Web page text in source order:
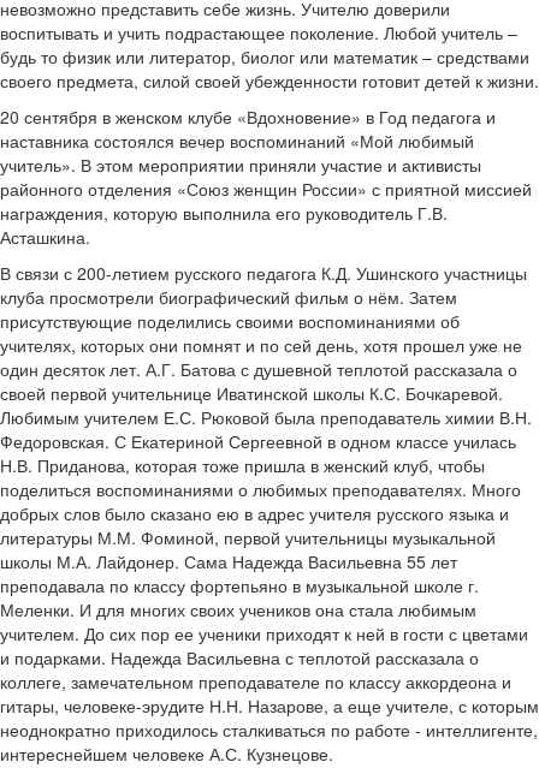
невозможно представить себе жизнь. Учителю доверили
воспитывать и учить подрастающее поколение. Любой учитель –
будь то физик или литератор, биолог или математик – средствами
своего предмета, силой своей убежденности готовит детей к жизни.
20 сентября в женском клубе «Вдохновение» в Год педагога и
наставника состоялся вечер воспоминаний «Мой любимый
учитель». В этом мероприятии приняли участие и активисты
районного отделения «Союз женщин России» с приятной миссией
награждения, которую выполнила его руководитель Г.В.
Асташкина.
В связи с 200-летием русского педагога К.Д. Ушинского участницы
клуба просмотрели биографический фильм о нём. Затем
присутствующие поделились своими воспоминаниями об
учителях, которых они помнят и по сей день, хотя прошел уже не
один десяток лет. А.Г. Батова с душевной теплотой рассказала о
своей первой учительнице Иватинской школы К.С. Бочкаревой.
Любимым учителем Е.С. Рюковой была преподаватель химии В.Н.
Федоровская. С Екатериной Сергеевной в одном классе училась
Н.В. Приданова, которая тоже пришла в женский клуб, чтобы
поделиться воспоминаниями о любимых преподавателях. Много
добрых слов было сказано ею в адрес учителя русского языка и
литературы М.М. Фоминой, первой учительницы музыкальной
школы М.А. Лайдонер. Сама Надежда Васильевна 55 лет
преподавала по классу фортепьяно в музыкальной школе г.
Меленки. И для многих своих учеников она стала любимым
учителем. До сих пор ее ученики приходят к ней в гости с цветами
и подарками. Надежда Васильевна с теплотой рассказала о
коллеге, замечательном преподавателе по классу аккордеона и
гитары, человеке-эрудите Н.Н. Назарове, а еще учителе, с которым
неоднократно приходилось сталкиваться по работе - интеллигенте,
интереснейшем человеке А.С. Кузнецове.